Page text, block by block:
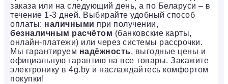
заказа или на следующий день, а по Беларуси – в
течение 1-3 дней. Выбирайте удобный способ
оплаты: наличными при получении,
безналичным расчётом (банковские карты,
онлайн-платежи) или через системы рассрочки.
Мы гарантируем надёжность, выгодные цены и
официальную гарантию на все товары. Закажите
электронику в 4g.by и наслаждайтесь комфортом
покупки!